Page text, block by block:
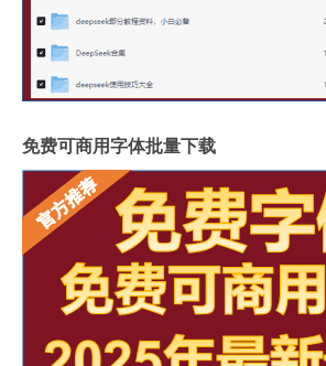
免费可商用字体批量下载